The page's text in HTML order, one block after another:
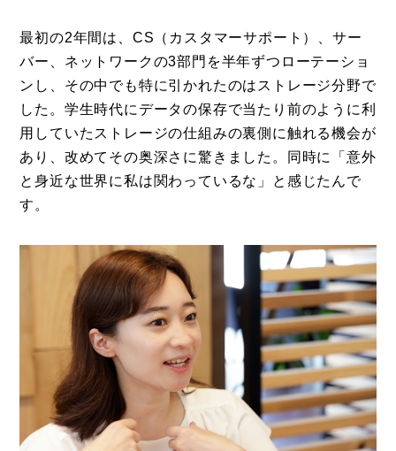
最初の2年間は、CS（カスタマーサポート）、サー
バー、ネットワークの3部門を半年ずつローテーショ
ンし、その中でも特に引かれたのはストレージ分野で
した。学生時代にデータの保存で当たり前のように利
用していたストレージの仕組みの裏側に触れる機会が
あり、改めてその奥深さに驚きました。同時に「意外
と身近な世界に私は関わっているな」と感じたんで
す。